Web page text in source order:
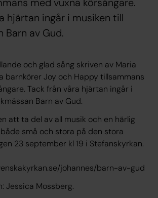
hjärtan ingår i musiken till
Barn av Gud.
och glad sång skriven av Maria
barnkörer Joy och Happy tillsammans
Tack från våra hjärtan ingår i
Barn av Gud.
att ta del av all musik och en härlig
små och stora på den stora
23 september kl 19 i Stefanskyrkan.
johannes/barn-av-gud
Jessica Mossberg.